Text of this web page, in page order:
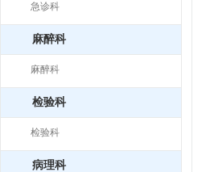
急诊科
麻醉科
麻醉科
检验科
检验科
病理科